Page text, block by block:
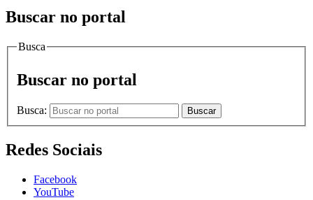
Buscar no portal
Busca
Buscar no portal
Busca: Buscar
Redes Sociais
Facebook
YouTube